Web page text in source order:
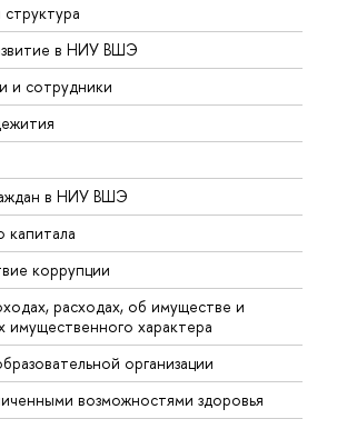
в НИУ ВШЭ
и сотрудники
в НИУ ВШЭ
капитала
коррупции
расходах, об имуществе и
имущественного характера
организации
возможностями здоровья